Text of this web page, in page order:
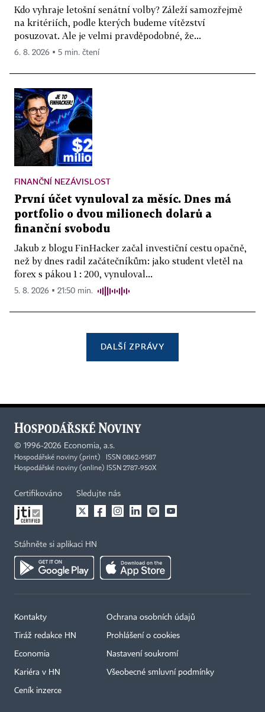
Kdo vyhraje letošní senátní volby? Záleží samozřejmě
na kritériích, podle kterých budeme vítězství
posuzovat. Ale je velmi pravděpodobné, že...
6. 8. 2026 ▪ 5 min. čtení
FINANČNÍ NEZÁVISLOST
První účet vynuloval za měsíc. Dnes má
portfolio o dvou milionech dolarů a
finanční svobodu
Jakub z blogu FinHacker začal investiční cestu opačně,
než by dnes radil začátečníkům: jako student vletěl na
forex s pákou 1 : 200, vynuloval...
5. 8. 2026 ▪ 21:50 min.
DALŠÍ ZPRÁVY
© 1996-2026 Economia, a.s.
Hospodářské noviny (print) ISSN 0862-9587
Hospodářské noviny (online) ISSN 2787-950X
Certifikováno Sledujte nás
Stáhněte si aplikaci HN
Kontakty
Tiráž redakce HN
Economia
Kariéra v HN
Ceník inzerce
Ochrana osobních údajů
Prohlášení o cookies
Nastavení soukromí
Všeobecné smluvní podmínky